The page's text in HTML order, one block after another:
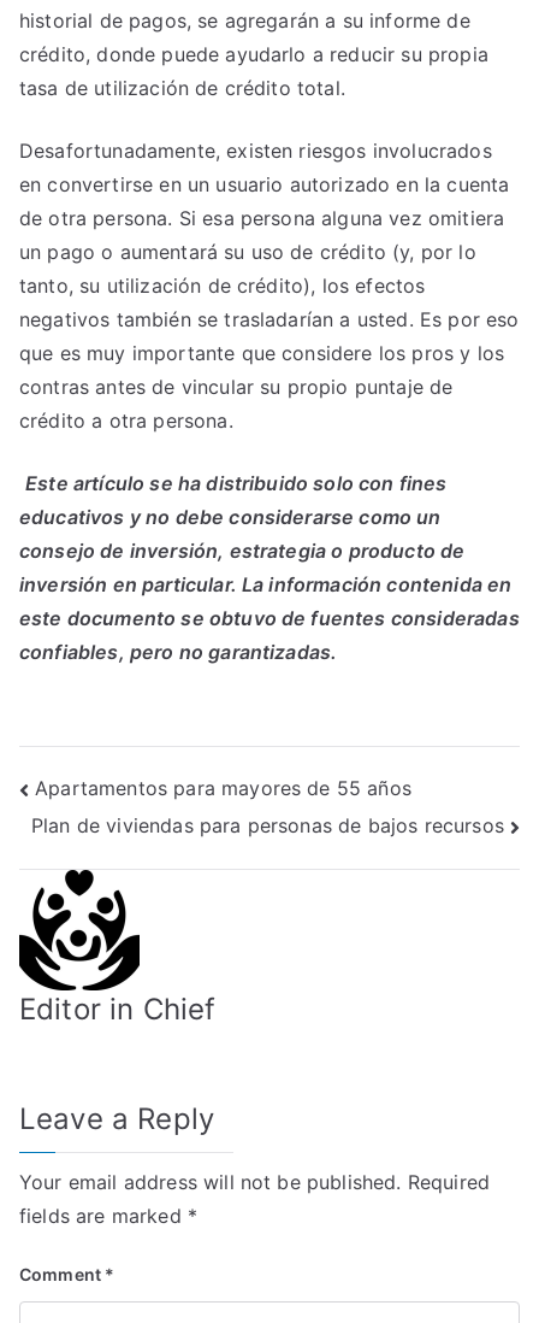
historial de pagos, se agregarán a su informe de
crédito, donde puede ayudarlo a reducir su propia
tasa de utilización de crédito total.
Desafortunadamente, existen riesgos involucrados
en convertirse en un usuario autorizado en la cuenta
de otra persona. Si esa persona alguna vez omitiera
un pago o aumentará su uso de crédito (y, por lo
tanto, su utilización de crédito), los efectos
negativos también se trasladarían a usted. Es por eso
que es muy importante que considere los pros y los
contras antes de vincular su propio puntaje de
crédito a otra persona.
Este artículo se ha distribuido solo con fines
educativos y no debe considerarse como un
consejo de inversión, estrategia o producto de
inversión en particular. La información contenida en
este documento se obtuvo de fuentes consideradas
confiables, pero no garantizadas.
Post
navigation
Apartamentos para mayores de 55 años
Plan de viviendas para personas de bajos recursos
Editor in Chief
Leave a Reply
Your email address will not be published. Required
fields are marked *
Comment *